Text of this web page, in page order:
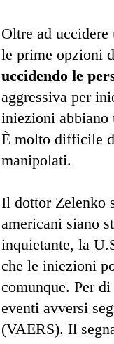
Oltre ad uccidere
le prime opzioni
uccidendo le
aggressiva per
iniezioni abbiano
È molto difficile
manipolati.
Il dottor Zelenko
americani siano
inquietante, la
che le iniezioni
comunque. Per
eventi avversi
(VAERS). Il